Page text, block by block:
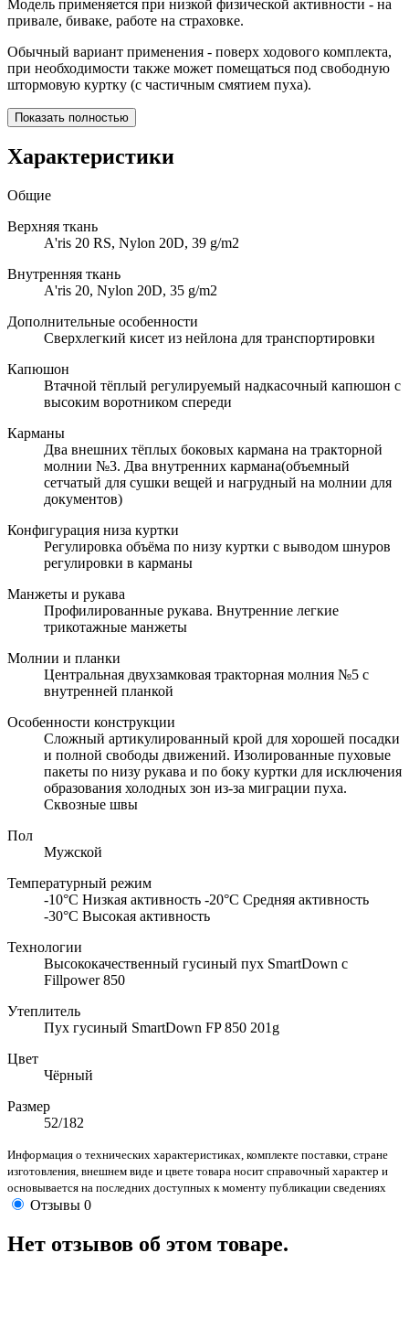
Модель применяется при низкой физической активности - на
привале, биваке, работе на страховке.
Обычный вариант применения - поверх ходового комплекта,
при необходимости также может помещаться под свободную
штормовую куртку (с частичным смятием пуха).
Показать полностью
Характеристики
Общие
Верхняя ткань
A'ris 20 RS, Nylon 20D, 39 g/m2
Внутренняя ткань
A'ris 20, Nylon 20D, 35 g/m2
Дополнительные особенности
Сверхлегкий кисет из нейлона для транспортировки
Капюшон
Втачной тёплый регулируемый надкасочный капюшон с
высоким воротником спереди
Карманы
Два внешних тёплых боковых кармана на тракторной
молнии №3. Два внутренних кармана(объемный
сетчатый для сушки вещей и нагрудный на молнии для
документов)
Конфигурация низа куртки
Регулировка объёма по низу куртки c выводом шнуров
регулировки в карманы
Манжеты и рукава
Профилированные рукава. Внутренние легкие
трикотажные манжеты
Молнии и планки
Центральная двухзамковая тракторная молния №5 с
внутренней планкой
Особенности конструкции
Сложный артикулированный крой для хорошей посадки
и полной свободы движений. Изолированные пуховые
пакеты по низу рукава и по боку куртки для исключения
образования холодных зон из-за миграции пуха.
Сквозные швы
Пол
Мужской
Температурный режим
-10°С Низкая активность -20°С Средняя активность
-30°С Высокая активность
Технологии
Высококачественный гусиный пух SmartDown с
Fillpower 850
Утеплитель
Пух гусиный SmartDown FP 850 201g
Цвет
Чёрный
Размер
52/182
Информация о технических характеристиках, комплекте поставки, стране
изготовления, внешнем виде и цвете товара носит справочный характер и
основывается на последних доступных к моменту публикации сведениях
Отзывы 0
Нет отзывов об этом товаре.